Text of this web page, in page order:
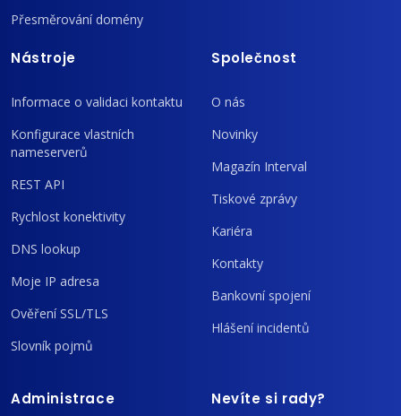
Přesměrování domény
Nástroje
Informace o validaci kontaktu
Konfigurace vlastních
nameserverů
REST API
Rychlost konektivity
DNS lookup
Moje IP adresa
Ověření SSL/TLS
Slovník pojmů
Společnost
O nás
Novinky
Magazín Interval
Tiskové zprávy
Kariéra
Kontakty
Bankovní spojení
Hlášení incidentů
Administrace Nevíte si rady?